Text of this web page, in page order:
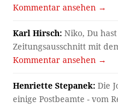
Kommentar ansehen →
Karl Hirsch: Niko, Du
Zeitungsausschnitt mit
Kommentar ansehen →
Henriette Stepanek: Die
einige Postbeamte - vom